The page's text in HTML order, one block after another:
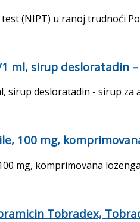
(NIPT) u ranoj trudnoći
1 ml, sirup desloratadin
sirup desloratadin - sirup
100 mg,
mg, komprimovana
Tobradex,